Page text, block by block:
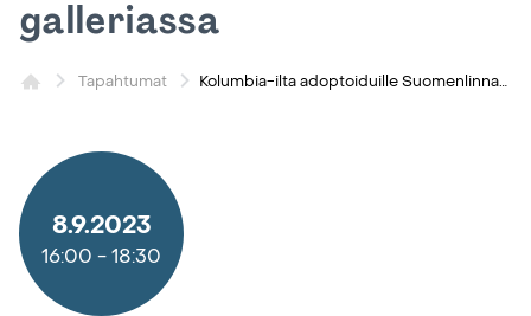
Tapahtumat Kolumbia-ilta adoptoiduille Suomenlinnan HAA-galleriassa
galleriassa
8.9.2023
16:00 -18:30